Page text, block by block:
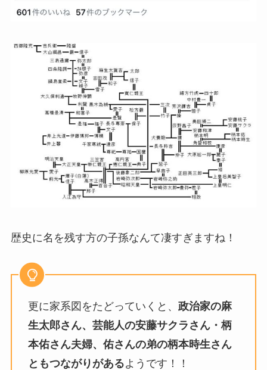
歴史に名を残す方の子孫なんて凄すぎますね！
更に家系図をたどっていくと、 政治家の麻
生太郎さん、芸能人の安藤サクラさん・柄
本佑さん夫婦、佑さんの弟の柄本時生さん
ともつながりがあるようです！！